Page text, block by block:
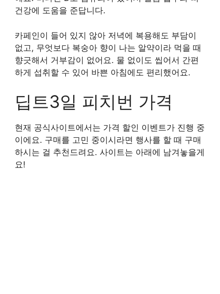
건강에 도움을 준답니다.
카페인이 들어 있지 않아 저녁에 복용해도 부담이
없고, 무엇보다 복숭아 향이 나는 알약이라 먹을 때
향긋해서 거부감이 없어요. 물 없이도 씹어서 간편
하게 섭취할 수 있어 바쁜 아침에도 편리했어요.
딥트3일 피치번 가격
현재 공식사이트에서는 가격 할인 이벤트가 진행 중
이에요. 구매를 고민 중이시라면 행사를 할 때 구매
하시는 걸 추천드려요. 사이트는 아래에 남겨놓을게
요!